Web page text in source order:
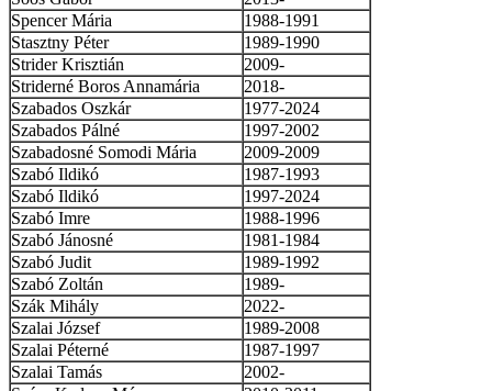
Spencer Mária
1988-1991
Stasztny Péter
1989-1990
Strider Krisztián
2009-
Striderné Boros Annamária
2018-
Szabados Oszkár
1977-2024
Szabados Pálné
1997-2002
Szabadosné Somodi Mária
2009-2009
Szabó Ildikó
1987-1993
Szabó Ildikó
1997-2024
Szabó Imre
1988-1996
Szabó Jánosné
1981-1984
Szabó Judit
1989-1992
Szabó Zoltán
1989-
Szák Mihály
2022-
Szalai József
1989-2008
Szalai Péterné
1987-1997
Szalai Tamás
2002-